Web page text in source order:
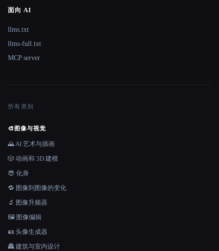
面向 AI
llms.txt
llms-full.txt
MCP server
所有类别
🎨 图像与视觉
🌄 AI 艺术与插画
🎲 动画和 3D 建模
😎 化身
🔁 图像到图像的变化
🔬 图像升频器
🖼️ 图像编辑
🪪 头像生成器
🏯 建筑与室内设计